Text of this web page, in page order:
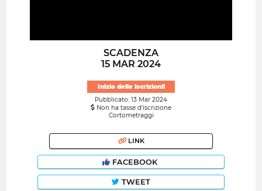
SCADENZA
15 MAR 2024
Inizio delle iscrizioni!
Pubblicato: 13 Mar 2024
Non ha tasse d'iscrizione
Cortometraggi
LINK
FACEBOOK
TWEET